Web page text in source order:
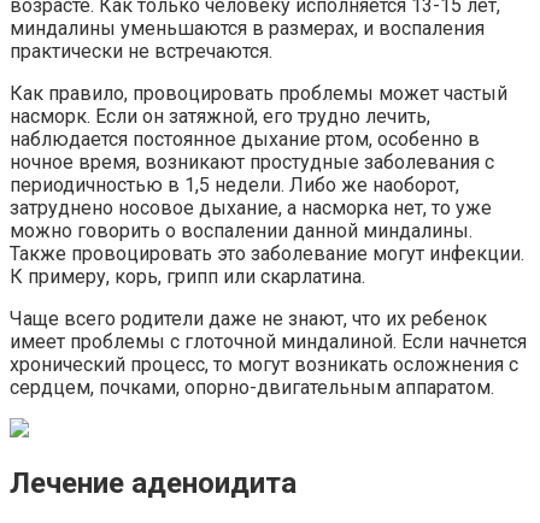
возрасте. Как только человеку исполняется 13-15 лет,
миндалины уменьшаются в размерах, и воспаления
практически не встречаются.
Как правило, провоцировать проблемы может частый
насморк. Если он затяжной, его трудно лечить,
наблюдается постоянное дыхание ртом, особенно в
ночное время, возникают простудные заболевания с
периодичностью в 1,5 недели. Либо же наоборот,
затруднено носовое дыхание, а насморка нет, то уже
можно говорить о воспалении данной миндалины.
Также провоцировать это заболевание могут инфекции.
К примеру, корь, грипп или скарлатина.
Чаще всего родители даже не знают, что их ребенок
имеет проблемы с глоточной миндалиной. Если начнется
хронический процесс, то могут возникать осложнения с
сердцем, почками, опорно-двигательным аппаратом.
Лечение аденоидита